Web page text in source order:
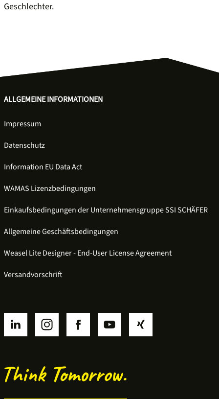
Geschlechter.
ALLGEMEINE INFORMATIONEN
Impressum
Datenschutz
Information EU Data Act
WAMAS Lizenzbedingungen
Einkaufsbedingungen der Unternehmensgruppe SSI SCHÄFER
Allgemeine Geschäftsbedingungen
Weasel Lite Designer - End-User License Agreement
Versandvorschrift
SSI linkedinSSI instagramSSI facebookSSI youtubeSSI xing